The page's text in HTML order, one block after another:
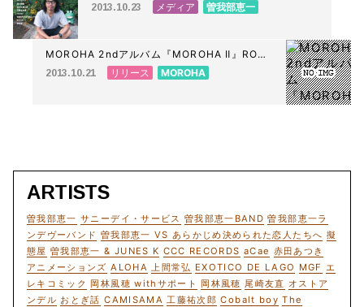
2013.10.23 メディア 曽我部恵一
MOROHA 2ndアルバム『MOROHA Ⅱ』ROSE
SHOP 予約受付開始しました。
2013.10.21 リリース MOROHA
ARTISTS
曽我部恵一 サニーデイ・サービス 曽我部恵一BAND 曽我部恵一ラ
ンデヴーバンド 曽我部恵一 VS あらかじめ決められた恋人たちへ 擬
態屋 曽我部恵一 & JUNES K CCC RECORDS aCae 赤田あつき
アニメーションズ ALOHA 上間常弘 EXOTICO DE LAGO MGF エ
レキコミック 岡林風穂 withサポート 岡林風穂 尾崎友直 オストア
ンデル おとぎ話 CAMISAMA 工藤祐次郎 Cobalt boy The